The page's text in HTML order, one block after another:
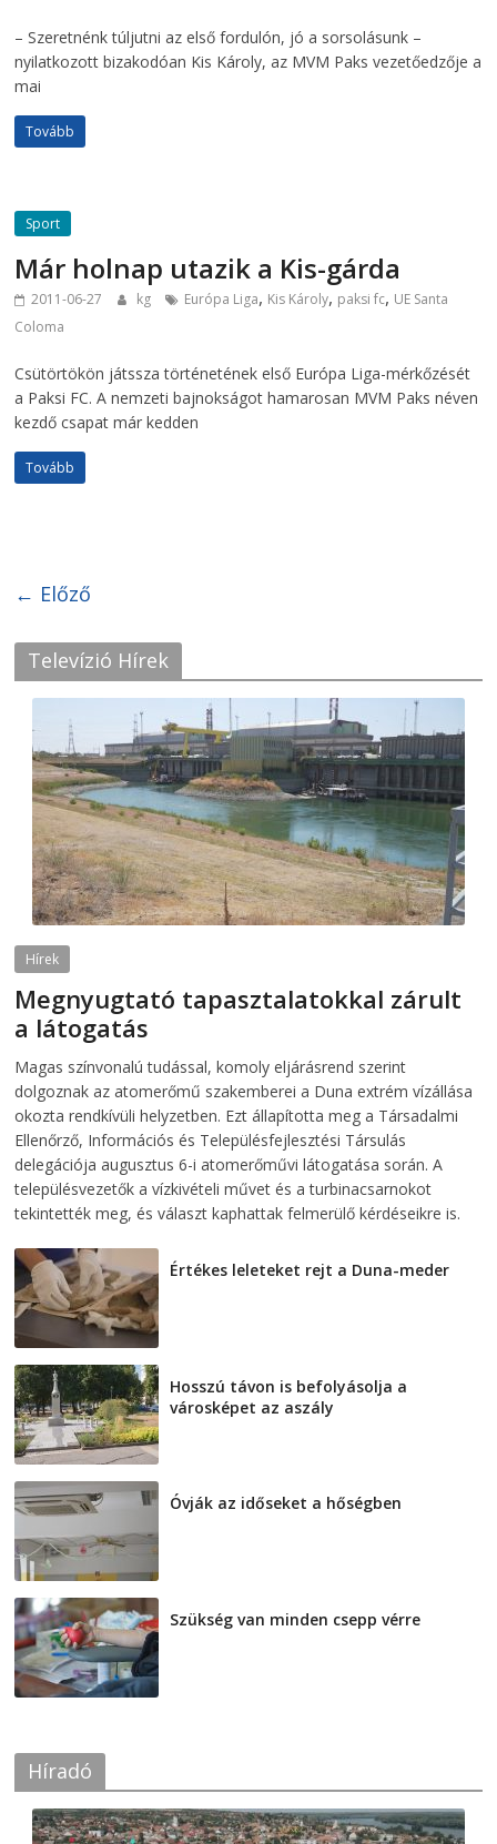
– Szeretnénk túljutni az első fordulón, jó a sorsolásunk –
nyilatkozott bizakodóan Kis Károly, az MVM Paks vezetőedzője a
mai
Tovább
Sport
Már holnap utazik a Kis-gárda
2011-06-27 kg Európa Liga, Kis Károly, paksi fc, UE Santa
Coloma
Csütörtökön játssza történetének első Európa Liga-mérkőzését
a Paksi FC. A nemzeti bajnokságot hamarosan MVM Paks néven
kezdő csapat már kedden
Tovább
← Előző
Televízió Hírek
Hírek
Megnyugtató tapasztalatokkal zárult
a látogatás
Magas színvonalú tudással, komoly eljárásrend szerint
dolgoznak az atomerőmű szakemberei a Duna extrém vízállása
okozta rendkívüli helyzetben. Ezt állapította meg a Társadalmi
Ellenőrző, Információs és Településfejlesztési Társulás
delegációja augusztus 6-i atomerőművi látogatása során. A
településvezetők a vízkivételi művet és a turbinacsarnokot
tekintették meg, és választ kaphattak felmerülő kérdéseikre is.
Értékes leleteket rejt a Duna-meder
Hosszú távon is befolyásolja a
városképet az aszály
Óvják az időseket a hőségben
Szükség van minden csepp vérre
Híradó